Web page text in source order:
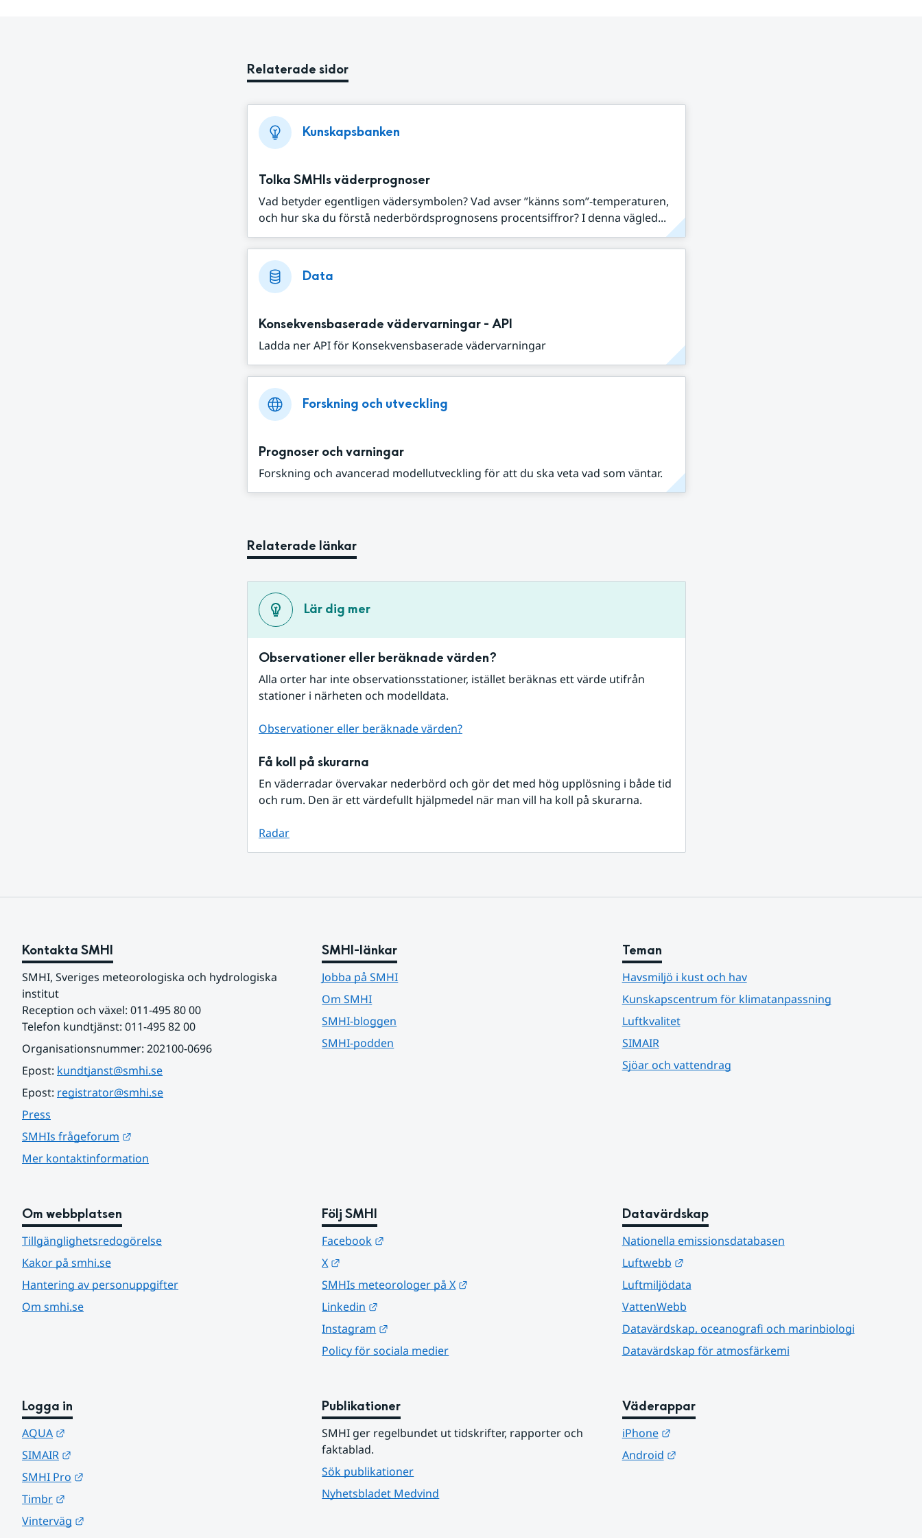
Relaterade sidor
Kunskapsbanken
Tolka SMHIs väderprognoser
Vad betyder egentligen vädersymbolen? Vad avser ”känns som”-temperaturen,
och hur ska du förstå nederbördsprognosens procentsiffror? I denna vägled...
Data
Konsekvensbaserade vädervarningar - API
Ladda ner API för Konsekvensbaserade vädervarningar
Forskning och utveckling
Prognoser och varningar
Forskning och avancerad modellutveckling för att du ska veta vad som väntar.
Relaterade länkar
Lär dig mer
Observationer eller beräknade värden?
Alla orter har inte observationsstationer, istället beräknas ett värde utifrån
stationer i närheten och modelldata.
Observationer eller beräknade värden?
Få koll på skurarna
En väderradar övervakar nederbörd och gör det med hög upplösning i både tid
och rum. Den är ett värdefullt hjälpmedel när man vill ha koll på skurarna.
Radar
Kontakta SMHI
SMHI, Sveriges meteorologiska och hydrologiska
institut
Reception och växel: 011-495 80 00
Telefon kundtjänst: 011-495 82 00
Organisationsnummer: 202100-0696
Epost: kundtjanst@smhi.se
Epost: registrator@smhi.se
Press
SMHIs frågeforum
Mer kontaktinformation
SMHI-länkar
Jobba på SMHI
Om SMHI
SMHI-bloggen
SMHI-podden
Teman
Havsmiljö i kust och hav
Kunskapscentrum för klimatanpassning
Luftkvalitet
SIMAIR
Sjöar och vattendrag
Om webbplatsen
Tillgänglighetsredogörelse
Kakor på smhi.se
Hantering av personuppgifter
Om smhi.se
Följ SMHI
Facebook
X
SMHIs meteorologer på X
Linkedin
Instagram
Policy för sociala medier
Datavärdskap
Nationella emissionsdatabasen
Luftwebb
Länk till annan webbplats.
Luftmiljödata
VattenWebb
Datavärdskap, oceanografi och marinbiologi
Datavärdskap för atmosfärkemi
Logga in
AQUA
SIMAIR
SMHI Pro
Timbr
Vinterväg
Publikationer
SMHI ger regelbundet ut tidskrifter, rapporter och
faktablad.
Sök publikationer
Nyhetsbladet Medvind
Väderappar
iPhone
Länk till annan webbplats.
Android
Länk till annan webbplats.